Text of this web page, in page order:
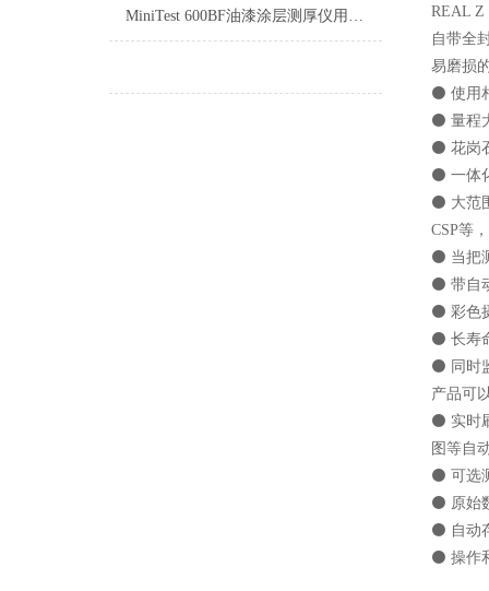
MiniTest 600BF油漆涂层测厚仪用于钢铁上的非磁性涂镀层
REAL Z
自带全
易磨损
⚫ 使用
⚫ 量程
⚫ 花岗
⚫ 一体
⚫ 大范
CSP等
⚫ 当把
⚫ 带自
⚫ 彩色
⚫ 长寿
⚫ 同时
产品可
⚫ 实时
图等自
⚫ 可选
⚫ 原始
⚫ 自动
⚫ 操作